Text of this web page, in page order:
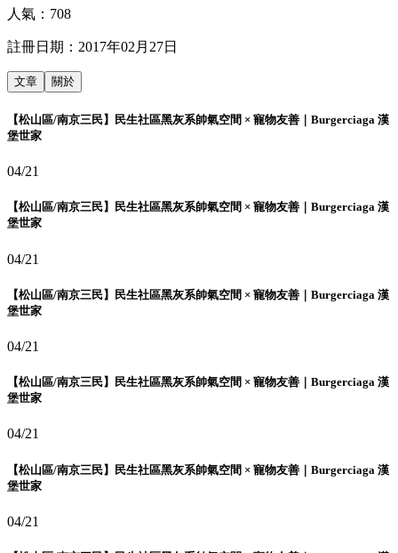
人氣： 708
註冊日期： 2017年02月27日
文章 關於
【松山區/南京三民】民生社區黑灰系帥氣空間 × 寵物友善｜Burgerciaga 漢
堡世家
04/21
【松山區/南京三民】民生社區黑灰系帥氣空間 × 寵物友善｜Burgerciaga 漢
堡世家
04/21
【松山區/南京三民】民生社區黑灰系帥氣空間 × 寵物友善｜Burgerciaga 漢
堡世家
04/21
【松山區/南京三民】民生社區黑灰系帥氣空間 × 寵物友善｜Burgerciaga 漢
堡世家
04/21
【松山區/南京三民】民生社區黑灰系帥氣空間 × 寵物友善｜Burgerciaga 漢
堡世家
04/21